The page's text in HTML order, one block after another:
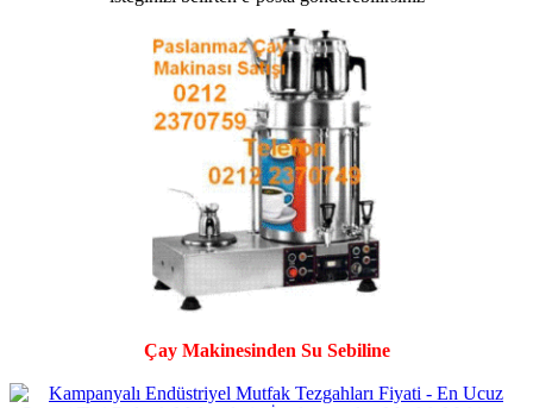
Çay Makinesinden Su Sebiline